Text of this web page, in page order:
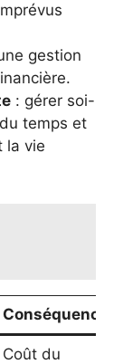
gestion
: gérer soi-
temps et
la vie
Conséquence
Coût du